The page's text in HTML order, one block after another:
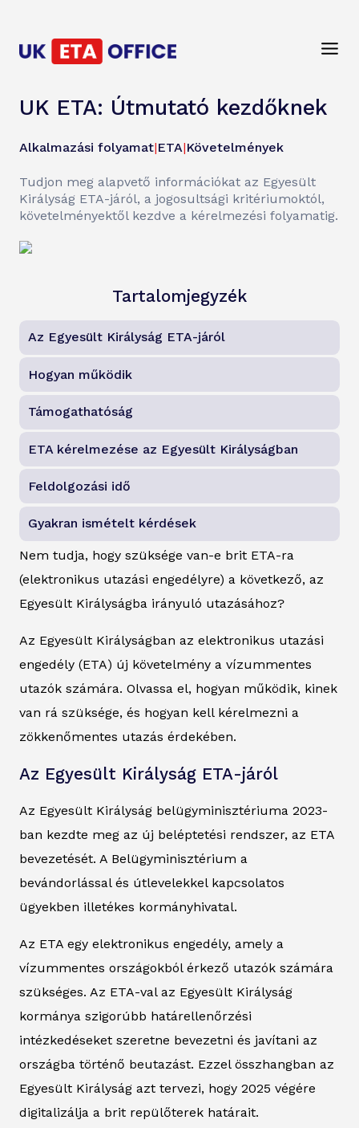
UK ETA: Útmutató kezdőknek
Alkalmazási folyamat|ETA|Követelmények
Tudjon meg alapvető információkat az Egyesült
Királyság ETA-járól, a jogosultsági kritériumoktól,
követelményektől kezdve a kérelmezési folyamatig.
Tartalomjegyzék
Az Egyesült Királyság ETA-járól
Hogyan működik
Támogathatóság
ETA kérelmezése az Egyesült Királyságban
Feldolgozási idő
Gyakran ismételt kérdések
Nem tudja, hogy szüksége van-e brit ETA-ra
(elektronikus utazási engedélyre) a következő, az
Egyesült Királyságba irányuló utazásához?
Az Egyesült Királyságban az elektronikus utazási
engedély (ETA) új követelmény a vízummentes
utazók számára. Olvassa el, hogyan működik, kinek
van rá szüksége, és hogyan kell kérelmezni a
zökkenőmentes utazás érdekében.
Az Egyesült Királyság ETA-járól
Az Egyesült Királyság belügyminisztériuma 2023-
ban kezdte meg az új beléptetési rendszer, az ETA
bevezetését. A Belügyminisztérium a
bevándorlással és útlevelekkel kapcsolatos
ügyekben illetékes kormányhivatal.
Az ETA egy elektronikus engedély, amely a
vízummentes országokból érkező utazók számára
szükséges. Az ETA-val az Egyesült Királyság
kormánya szigorúbb határellenőrzési
intézkedéseket szeretne bevezetni és javítani az
országba történő beutazást. Ezzel összhangban az
Egyesült Királyság azt tervezi, hogy 2025 végére
digitalizálja a brit repülőterek határait.